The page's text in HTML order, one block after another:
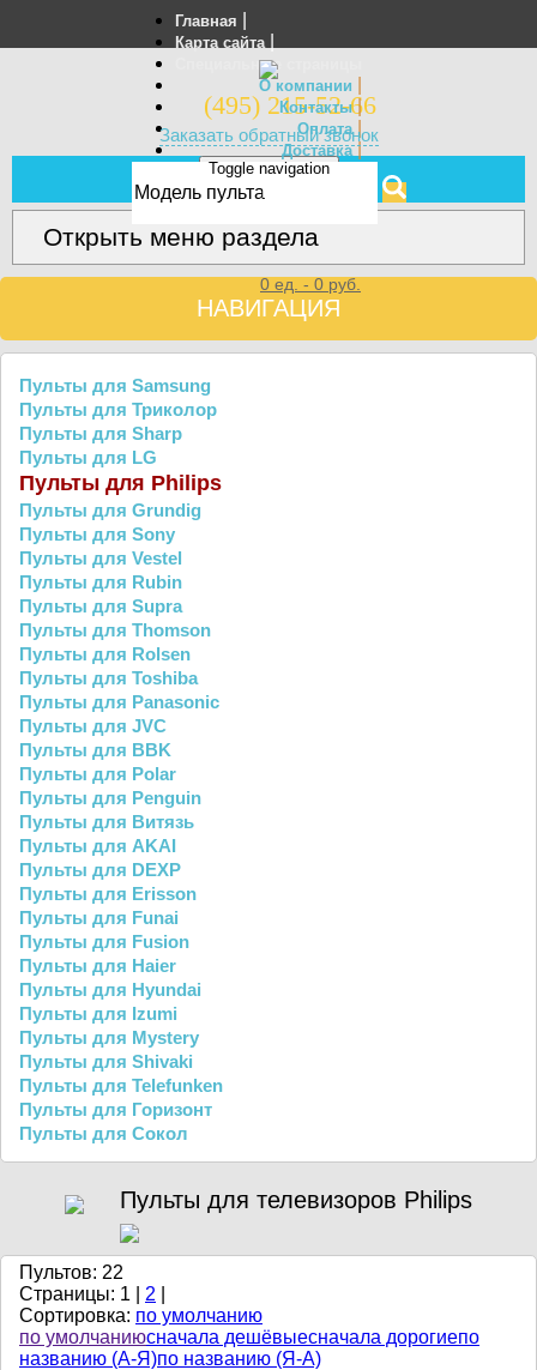
Главная
Карта сайта
Специальные страницы
О компании
Контакты |
Оплата |
Доставка |
Отзывы
(495) 215-52-66
Заказать обратный звонок
0 ед. - 0 руб.
Toggle navigation
МЕНЮ
Открыть меню раздела
НАВИГАЦИЯ
Пульты для Samsung
Пульты для Триколор
Пульты для Sharp
Пульты для LG
Пульты для Philips
Пульты для Grundig
Пульты для Sony
Пульты для Vestel
Пульты для Rubin
Пульты для Supra
Пульты для Thomson
Пульты для Rolsen
Пульты для Toshiba
Пульты для Panasonic
Пульты для JVC
Пульты для BBK
Пульты для Polar
Пульты для Penguin
Пульты для Витязь
Пульты для AKAI
Пульты для DEXP
Пульты для Erisson
Пульты для Funai
Пульты для Fusion
Пульты для Haier
Пульты для Hyundai
Пульты для Izumi
Пульты для Mystery
Пульты для Shivaki
Пульты для Telefunken
Пульты для Горизонт
Пульты для Сокол
Пульты для телевизоров Philips
Пультов: 22
Страницы: 1 2
Сортировка: по умолчанию
по умолчаниюсначала дешёвыесначала дорогиепо
названию (А-Я)по названию (Я-А)